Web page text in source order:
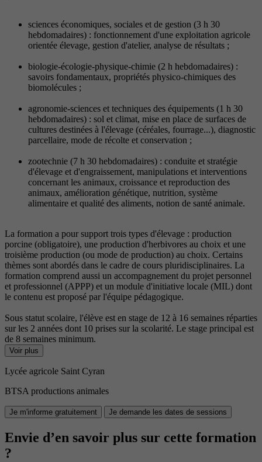
sciences économiques, sociales et de gestion (3 h 30
hebdomadaires) : fonctionnement d'une exploitation agricole
orientée élevage, gestion d'atelier, analyse de résultats ;
biologie-écologie-physique-chimie (2 h hebdomadaires) :
savoirs fondamentaux, propriétés physico-chimiques des
biomolécules ;
agronomie-sciences et techniques des équipements (1 h 30
hebdomadaires) : sol et climat, mise en place de surfaces de
cultures destinées à l'élevage (céréales, fourrage...), diagnostic
parcellaire, mode de récolte et conservation ;
zootechnie (7 h 30 hebdomadaires) : conduite et stratégie
d'élevage et d'engraissement, manipulations et interventions
concernant les animaux, croissance et reproduction des
animaux, amélioration génétique, nutrition, système
alimentaire et qualité des aliments, notion de santé animale.
La formation a pour support trois types d'élevage : production
porcine (obligatoire), une production d'herbivores au choix et une
troisième production (ou mode de production) au choix. Certains
thèmes sont abordés dans le cadre de cours pluridisciplinaires. La
formation comprend aussi un accompagnement du projet personnel
et professionnel (APPP) et un module d'initiative locale (MIL) dont
le contenu est proposé par l'équipe pédagogique.
Sous statut scolaire, l'élève est en stage de 12 à 16 semaines réparties
sur les 2 années dont 10 prises sur la scolarité. Le stage principal est
de 8 semaines minimum.
Voir plus
Lycée agricole Saint Cyran
BTSA productions animales
Je m'informe gratuitement Je demande les dates de sessions
Envie d’en savoir plus sur cette formation
?